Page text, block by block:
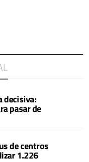
decisiva:
pasar de
de centros
1.226